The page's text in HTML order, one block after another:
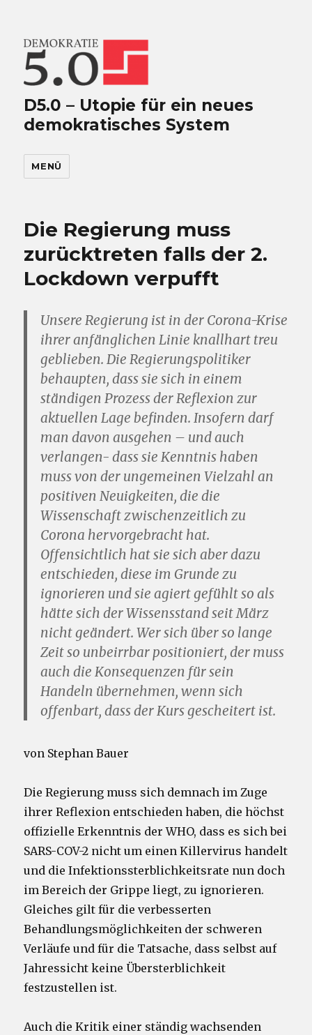
D5.0 – Utopie für ein neues
demokratisches System
MENÜ
Die Regierung muss
zurücktreten falls der 2.
Lockdown verpufft
Unsere Regierung ist in der Corona-Krise
ihrer anfänglichen Linie knallhart treu
geblieben. Die Regierungspolitiker
behaupten, dass sie sich in einem
ständigen Prozess der Reflexion zur
aktuellen Lage befinden. Insofern darf
man davon ausgehen – und auch
verlangen- dass sie Kenntnis haben
muss von der ungemeinen Vielzahl an
positiven Neuigkeiten, die die
Wissenschaft zwischenzeitlich zu
Corona hervorgebracht hat.
Offensichtlich hat sie sich aber dazu
entschieden, diese im Grunde zu
ignorieren und sie agiert gefühlt so als
hätte sich der Wissensstand seit März
nicht geändert. Wer sich über so lange
Zeit so unbeirrbar positioniert, der muss
auch die Konsequenzen für sein
Handeln übernehmen, wenn sich
offenbart, dass der Kurs gescheitert ist.
von Stephan Bauer
Die Regierung muss sich demnach im Zuge
ihrer Reflexion entschieden haben, die höchst
offizielle Erkenntnis der WHO, dass es sich bei
SARS-COV-2 nicht um einen Killervirus handelt
und die Infektionssterblichkeitsrate nun doch
im Bereich der Grippe liegt, zu ignorieren.
Gleiches gilt für die verbesserten
Behandlungsmöglichkeiten der schweren
Verläufe und für die Tatsache, dass selbst auf
Jahressicht keine Übersterblichkeit
festzustellen ist.
Auch die Kritik einer ständig wachsenden